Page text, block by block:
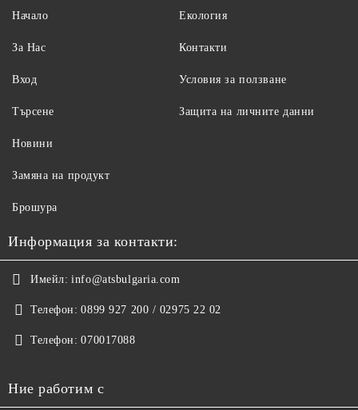
Начало
За Нас
Вход
Търсене
Екология
Контакти
Условия за ползване
Защита на личните данни
Новини
Замяна на продукт
Брошура
Информация за контакти:
Имейл: info@atsbulgaria.com
Телефон: 0899 927 200 / 02975 22 02
Телефон: 070017088
Ние работим с